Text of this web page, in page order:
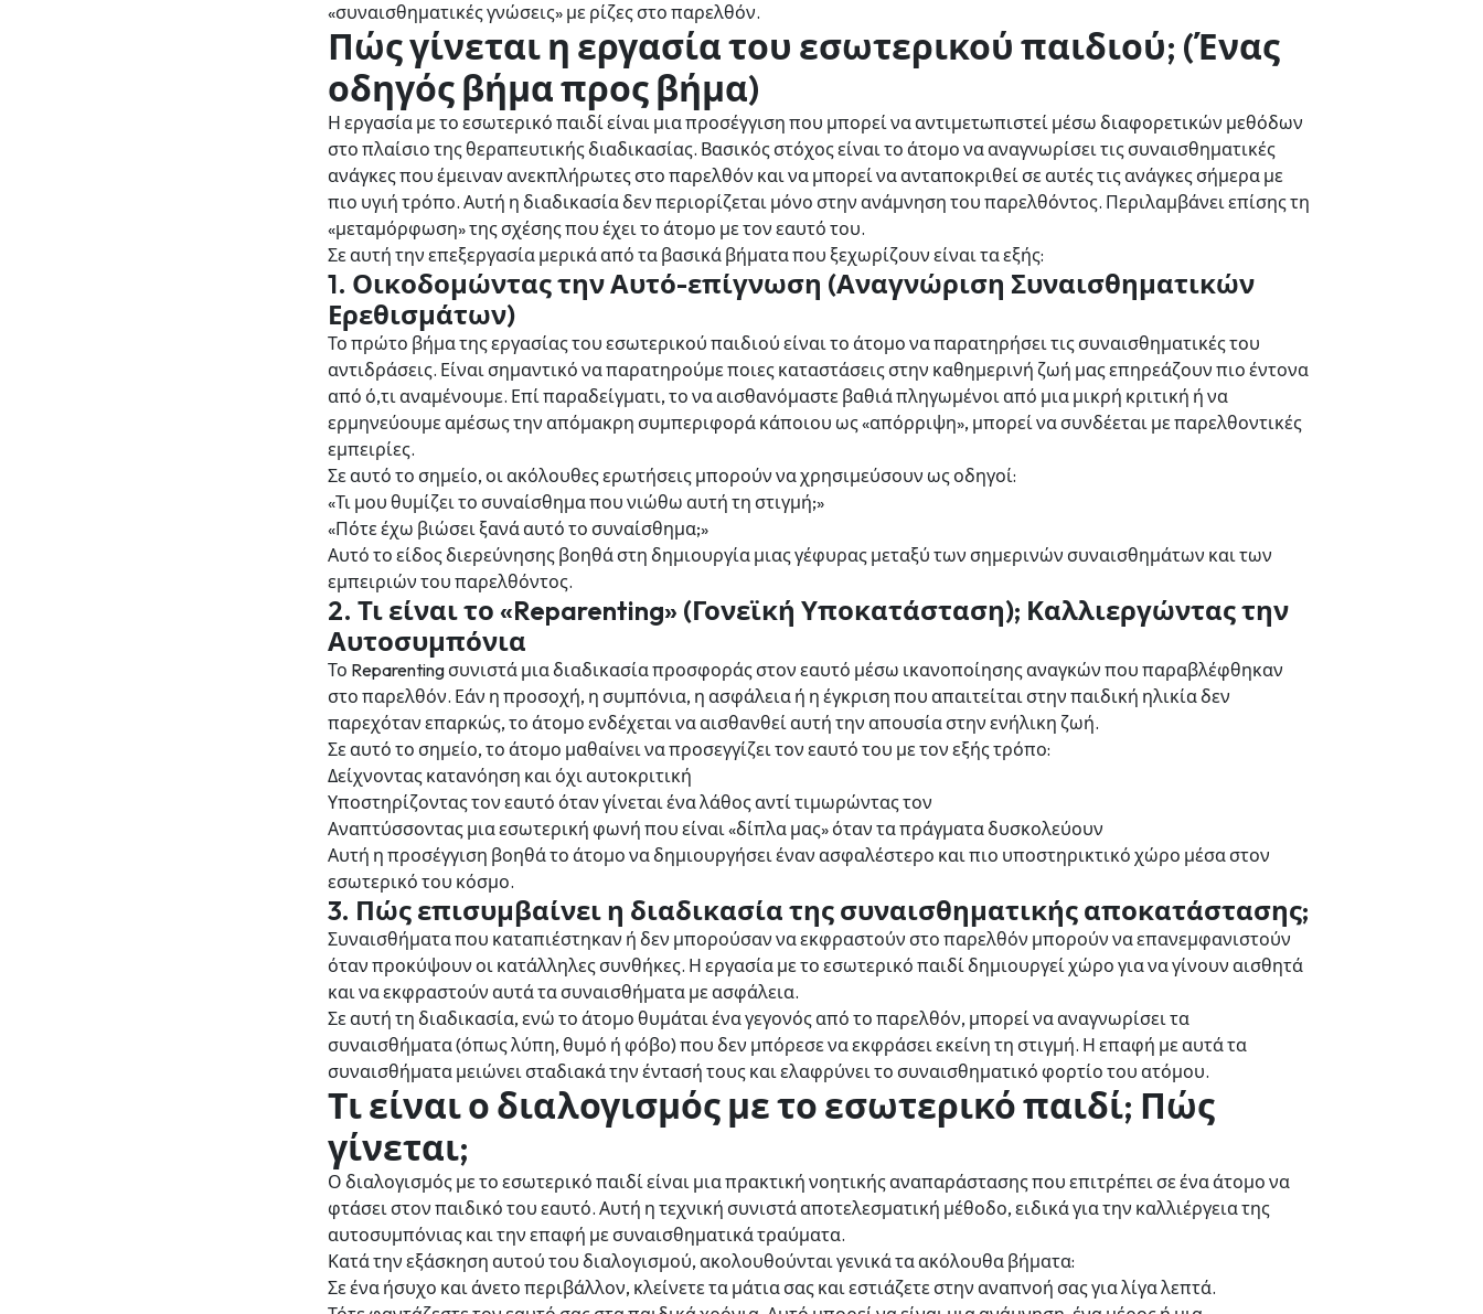
«συναισθηματικές γνώσεις» με ρίζες στο παρελθόν.
Πώς γίνεται η εργασία του εσωτερικού παιδιού; (Ένας
οδηγός βήμα προς βήμα)
Η εργασία με το εσωτερικό παιδί είναι μια προσέγγιση που μπορεί να αντιμετωπιστεί μέσω διαφορετικών μεθόδων
στο πλαίσιο της θεραπευτικής διαδικασίας. Βασικός στόχος είναι το άτομο να αναγνωρίσει τις συναισθηματικές
ανάγκες που έμειναν ανεκπλήρωτες στο παρελθόν και να μπορεί να ανταποκριθεί σε αυτές τις ανάγκες σήμερα με
πιο υγιή τρόπο. Αυτή η διαδικασία δεν περιορίζεται μόνο στην ανάμνηση του παρελθόντος. Περιλαμβάνει επίσης τη
«μεταμόρφωση» της σχέσης που έχει το άτομο με τον εαυτό του.
Σε αυτή την επεξεργασία μερικά από τα βασικά βήματα που ξεχωρίζουν είναι τα εξής:
1. Οικοδομώντας την Αυτό-επίγνωση (Αναγνώριση Συναισθηματικών
Ερεθισμάτων)
Το πρώτο βήμα της εργασίας του εσωτερικού παιδιού είναι το άτομο να παρατηρήσει τις συναισθηματικές του
αντιδράσεις. Είναι σημαντικό να παρατηρούμε ποιες καταστάσεις στην καθημερινή ζωή μας επηρεάζουν πιο έντονα
από ό,τι αναμένουμε. Επί παραδείγματι, το να αισθανόμαστε βαθιά πληγωμένοι από μια μικρή κριτική ή να
ερμηνεύουμε αμέσως την απόμακρη συμπεριφορά κάποιου ως «απόρριψη», μπορεί να συνδέεται με παρελθοντικές
εμπειρίες.
Σε αυτό το σημείο, οι ακόλουθες ερωτήσεις μπορούν να χρησιμεύσουν ως οδηγοί:
«Τι μου θυμίζει το συναίσθημα που νιώθω αυτή τη στιγμή;»
«Πότε έχω βιώσει ξανά αυτό το συναίσθημα;»
Αυτό το είδος διερεύνησης βοηθά στη δημιουργία μιας γέφυρας μεταξύ των σημερινών συναισθημάτων και των
εμπειριών του παρελθόντος.
2. Τι είναι το «Reparenting» (Γονεϊκή Υποκατάσταση); Καλλιεργώντας την
Αυτοσυμπόνια
Το Reparenting συνιστά μια διαδικασία προσφοράς στον εαυτό μέσω ικανοποίησης αναγκών που παραβλέφθηκαν
στο παρελθόν. Εάν η προσοχή, η συμπόνια, η ασφάλεια ή η έγκριση που απαιτείται στην παιδική ηλικία δεν
παρεχόταν επαρκώς, το άτομο ενδέχεται να αισθανθεί αυτή την απουσία στην ενήλικη ζωή.
Σε αυτό το σημείο, το άτομο μαθαίνει να προσεγγίζει τον εαυτό του με τον εξής τρόπο:
Δείχνοντας κατανόηση και όχι αυτοκριτική
Υποστηρίζοντας τον εαυτό όταν γίνεται ένα λάθος αντί τιμωρώντας τον
Αναπτύσσοντας μια εσωτερική φωνή που είναι «δίπλα μας» όταν τα πράγματα δυσκολεύουν
Αυτή η προσέγγιση βοηθά το άτομο να δημιουργήσει έναν ασφαλέστερο και πιο υποστηρικτικό χώρο μέσα στον
εσωτερικό του κόσμο.
3. Πώς επισυμβαίνει η διαδικασία της συναισθηματικής αποκατάστασης;
Συναισθήματα που καταπιέστηκαν ή δεν μπορούσαν να εκφραστούν στο παρελθόν μπορούν να επανεμφανιστούν
όταν προκύψουν οι κατάλληλες συνθήκες. Η εργασία με το εσωτερικό παιδί δημιουργεί χώρο για να γίνουν αισθητά
και να εκφραστούν αυτά τα συναισθήματα με ασφάλεια.
Σε αυτή τη διαδικασία, ενώ το άτομο θυμάται ένα γεγονός από το παρελθόν, μπορεί να αναγνωρίσει τα
συναισθήματα (όπως λύπη, θυμό ή φόβο) που δεν μπόρεσε να εκφράσει εκείνη τη στιγμή. Η επαφή με αυτά τα
συναισθήματα μειώνει σταδιακά την έντασή τους και ελαφρύνει το συναισθηματικό φορτίο του ατόμου.
Τι είναι ο διαλογισμός με το εσωτερικό παιδί; Πώς
γίνεται;
Ο διαλογισμός με το εσωτερικό παιδί είναι μια πρακτική νοητικής αναπαράστασης που επιτρέπει σε ένα άτομο να
φτάσει στον παιδικό του εαυτό. Αυτή η τεχνική συνιστά αποτελεσματική μέθοδο, ειδικά για την καλλιέργεια της
αυτοσυμπόνιας και την επαφή με συναισθηματικά τραύματα.
Κατά την εξάσκηση αυτού του διαλογισμού, ακολουθούνται γενικά τα ακόλουθα βήματα:
Σε ένα ήσυχο και άνετο περιβάλλον, κλείνετε τα μάτια σας και εστιάζετε στην αναπνοή σας για λίγα λεπτά.